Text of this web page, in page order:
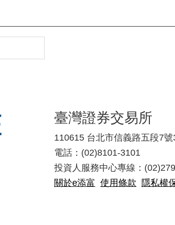
臺灣證券交易所
110615 台北市信義路五段7
電話：(02)8101-3101
投資人服務中心專線：
關於e添富 使用條款 隱私權